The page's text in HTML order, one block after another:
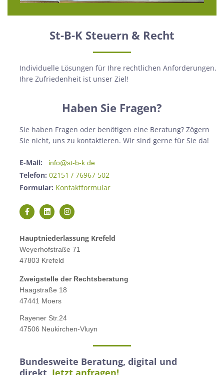
St-B-K Steuern & Recht
Individuelle Lösungen für Ihre rechtlichen Anforderungen.
Ihre Zufriedenheit ist unser Ziel!
Haben Sie Fragen?
Sie haben Fragen oder benötigen eine Beratung? Zögern
Sie nicht, uns zu kontaktieren. Wir sind gerne für Sie da!
E-Mail: info@st-b-k.de
Telefon: 02151 / 76967 502
Formular: Kontaktformular
Hauptniederlassung Krefeld
Weyerhofstraße 71
47803 Krefeld
Zweigstelle der Rechtsberatung
Haagstraße 18
47441 Moers
Rayener Str.24
47506 Neukirchen-Vluyn
Bundesweite Beratung, digital und
direkt Jetzt anfragen!